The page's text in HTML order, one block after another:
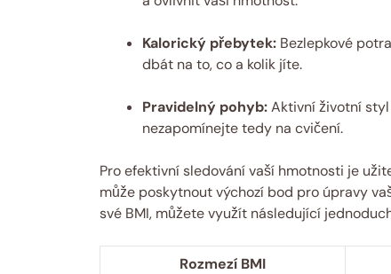
Kalorický přebytek: Bezlepkové⁢
dbát na to, co a kolik jíte.
Pravidelný pohyb:Aktivní životní
nezapomínejte tedy na cvičení.
Pro‌ efektivní sledování vaší hmotnosti je
může ⁣poskytnout výchozí bod pro úpravy⁣
své BMI, můžete využít následující
Rozmezí ‍BMI